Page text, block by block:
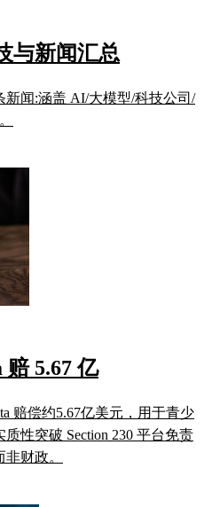
与新闻汇总
新闻:涵盖 AI/大模型/科技公司/
5.67 亿
赔偿约5.67亿美元，用于青少
性突破 Section 230 平台免责
财政。